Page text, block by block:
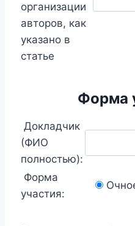
организации
авторов, как
указано в
статье
Форма
Докладчик
(ФИО
полностью):
Форма
участия: